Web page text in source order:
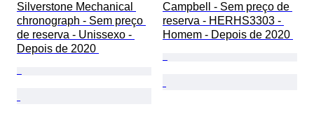
Silverstone Mechanical
chronograph - Sem preço
de reserva - Unissexo -
Depois de 2020
Campbell - Sem preço de
reserva - HERHS3303 -
Homem - Depois de 2020